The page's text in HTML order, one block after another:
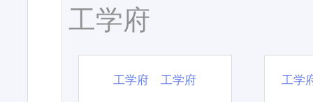
工学府
工学府 工学府 工学